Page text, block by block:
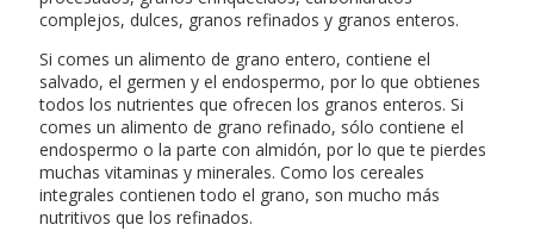
complejos, dulces, granos refinados y granos enteros.
Si comes un alimento de grano entero, contiene el
salvado, el germen y el endospermo, por lo que obtienes
todos los nutrientes que ofrecen los granos enteros. Si
comes un alimento de grano refinado, sólo contiene el
endospermo o la parte con almidón, por lo que te pierdes
muchas vitaminas y minerales. Como los cereales
integrales contienen todo el grano, son mucho más
nutritivos que los refinados.